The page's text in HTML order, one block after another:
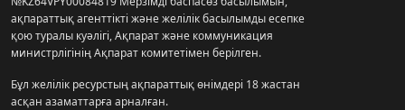
ақпараттық агенттікті және желілік басылымды есепке
қою туралы куәлігі, Ақпарат және коммуникация
министрлігінің Ақпарат комитетімен берілген.
Бұл желілік ресурстың ақпараттық өнімдері 18 жастан
асқан азаматтарға арналған.